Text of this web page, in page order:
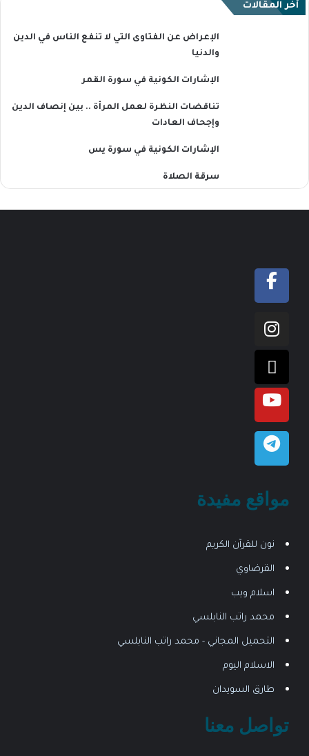
آخر المقالات
الإعراض عن الفتاوى التي لا تنفع الناس في الدين
والدنيا
الإشارات الكونية في سورة القمر
تناقضات النظرة لعمل المرأة .. بين إنصاف الدين
وإجحاف العادات
الإشارات الكونية في سورة يس
سرقة الصلاة
مواقع مفيدة
نون للقرآن الكريم
القرضاوي
اسلام ويب
محمد راتب النابلسي
التحميل المجاني - محمد راتب النابلسي
الاسلام اليوم
طارق السويدان
تواصل معنا